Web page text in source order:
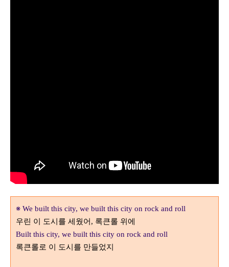
※ We built this city, we built this city on rock and roll
우린 이 도시를 세웠어, 록큰롤 위에
Built this city, we built this city on rock and roll
록큰롤로 이 도시를 만들었지